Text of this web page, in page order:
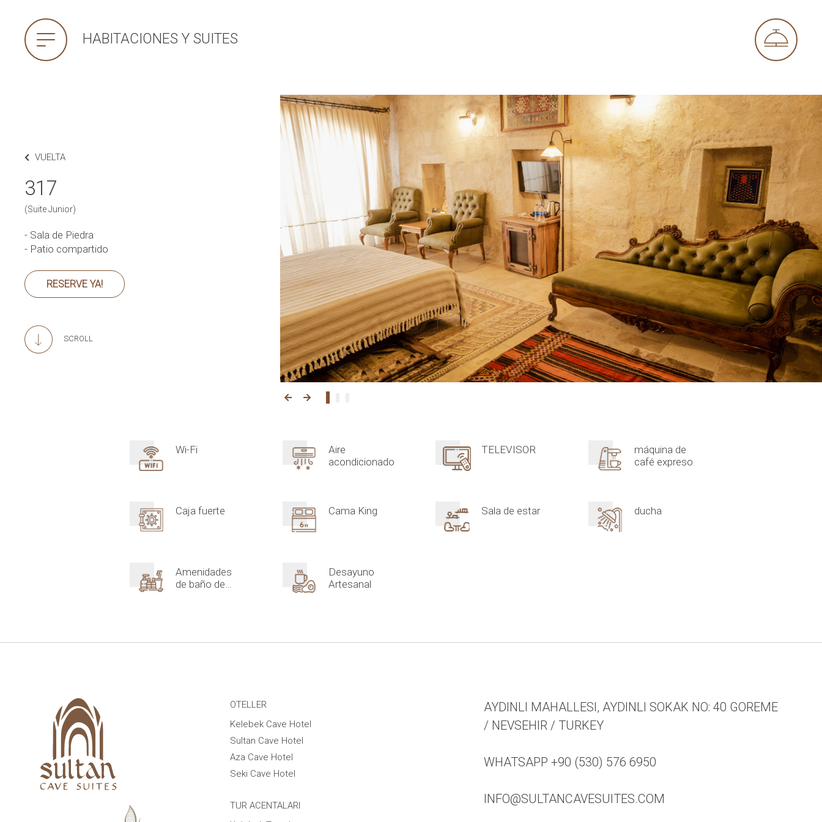
HABITACIONES Y SUITES
VUELTA
317
(Suite Junior)
- Sala de Piedra
- Patio compartido
RESERVE YA!
SCROLL
Wi-Fi
Aire
acondicionado
TELEVISOR
máquina de
café expreso
Caja fuerte Cama King Sala de estar ducha
Amenidades
de baño de
Desayuno
Artesanal
OTELLER
Kelebek Cave Hotel
Sultan Cave Hotel
Aza Cave Hotel
Seki Cave Hotel
TUR ACENTALARI
AYDINLI MAHALLESI, AYDINLI SOKAK NO: 40 GOREME
/ NEVSEHIR / TURKEY
WHATSAPP +90 (530) 576 6950
INFO@SULTANCAVESUITES.COM